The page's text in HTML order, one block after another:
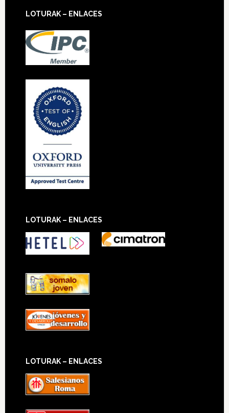
LOTURAK – ENLACES
LOTURAK – ENLACES
LOTURAK – ENLACES